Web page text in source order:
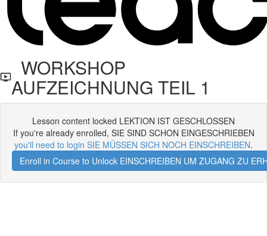
WORKSHOP
AUFZEICHNUNG TEIL 1
Lesson content locked LEKTION IST GESCHLOSSEN
If you're already enrolled, SIE SIND SCHON EINGESCHRIEBEN
you'll need to login SIE MÜSSEN SICH NOCH EINSCHREIBEN.
Enroll in Course to Unlock EINSCHREIBEN UM ZUGANG ZU